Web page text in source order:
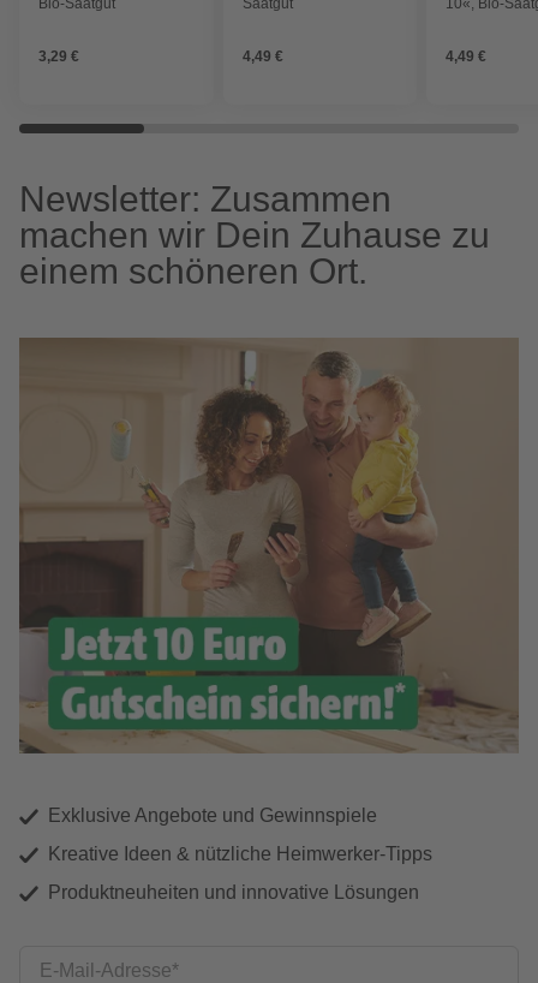
3,29 € 4,49 € 4,49 €
Newsletter: Zusammen
machen wir Dein Zuhause zu
einem schöneren Ort.
Exklusive Angebote und Gewinnspiele
Kreative Ideen & nützliche Heimwerker-Tipps
Produktneuheiten und innovative Lösungen
E-Mail-Adresse